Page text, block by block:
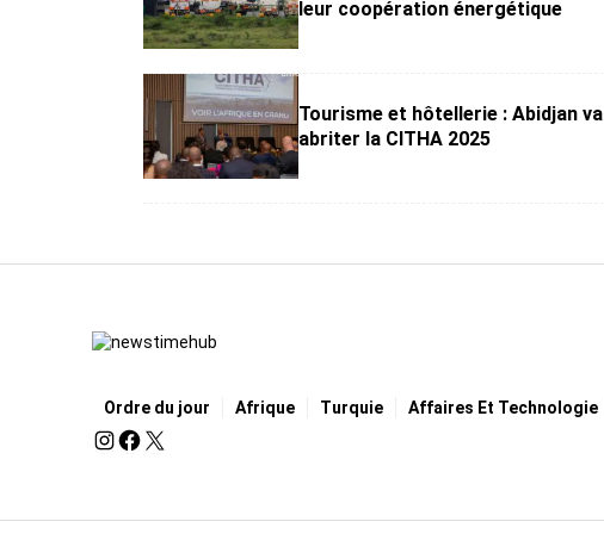
leur coopération énergétique
Tourisme et hôtellerie : Abidjan va
abriter la CITHA 2025
Ordre du jour Afrique Turquie Affaires Et Technologie